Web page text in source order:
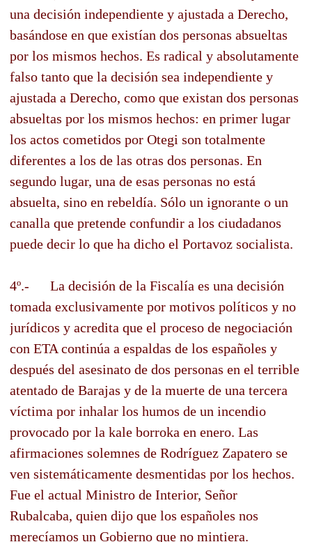
una decisión independiente y ajustada a Derecho,
basándose en que existían dos personas absueltas
por los mismos hechos. Es radical y absolutamente
falso tanto que la decisión sea independiente y
ajustada a Derecho, como que existan dos personas
absueltas por los mismos hechos: en primer lugar
los actos cometidos por Otegi son totalmente
diferentes a los de las otras dos personas. En
segundo lugar, una de esas personas no está
absuelta, sino en rebeldía. Sólo un ignorante o un
canalla que pretende confundir a los ciudadanos
puede decir lo que ha dicho el Portavoz socialista.
4º.- La decisión de la Fiscalía es una decisión
tomada exclusivamente por motivos políticos y no
jurídicos y acredita que el proceso de negociación
con ETA continúa a espaldas de los españoles y
después del asesinato de dos personas en el terrible
atentado de Barajas y de la muerte de una tercera
víctima por inhalar los humos de un incendio
provocado por la kale borroka en enero. Las
afirmaciones solemnes de Rodríguez Zapatero se
ven sistemáticamente desmentidas por los hechos.
Fue el actual Ministro de Interior, Señor
Rubalcaba, quien dijo que los españoles nos
merecíamos un Gobierno que no mintiera.